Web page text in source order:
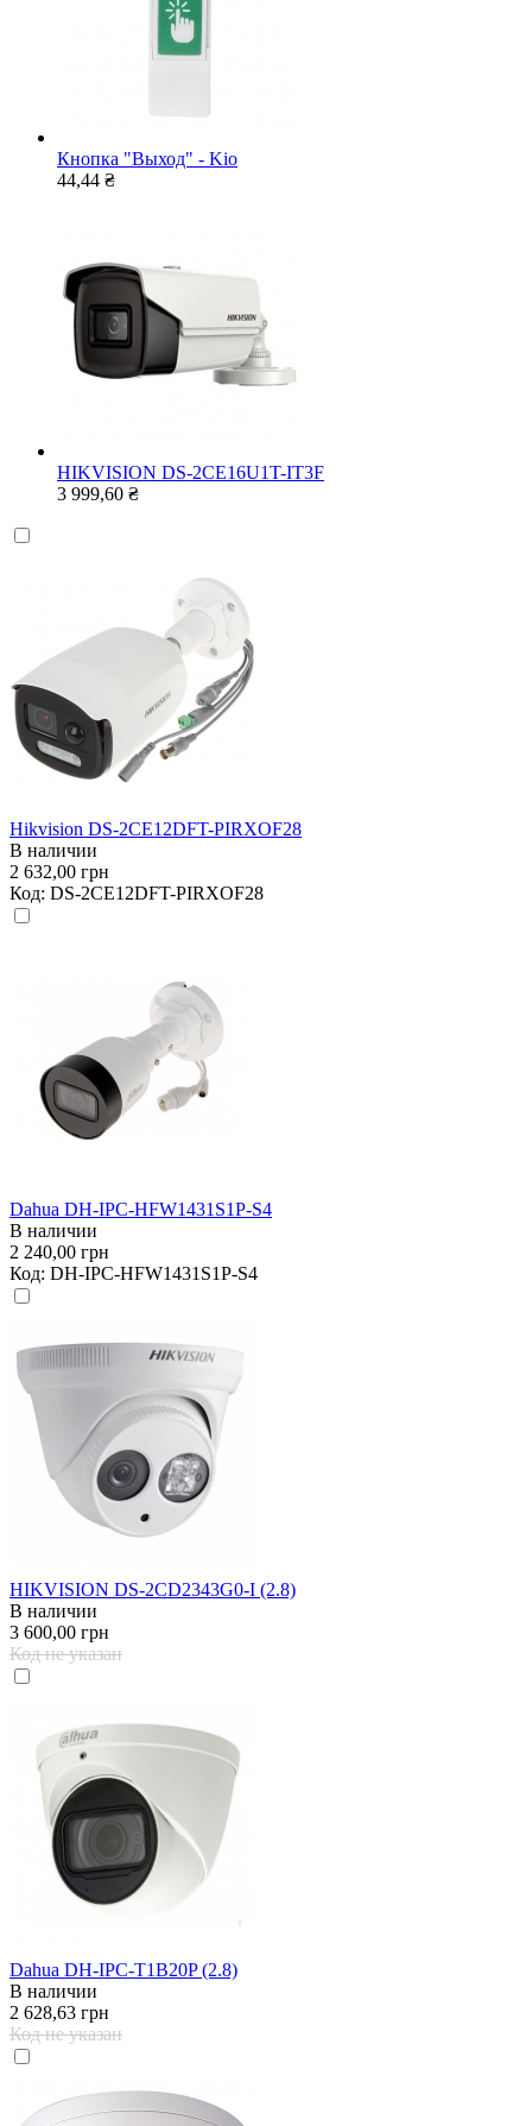
Кнопка "Выход" - Kio
44,44 ₴
HIKVISION DS-2CE16U1T-IT3F
3 999,60 ₴
Hikvision DS-2CE12DFT-PIRXOF28
В наличии
2 632,00 грн
Код: DS-2CE12DFT-PIRXOF28
Dahua DH-IPC-HFW1431S1P-S4
В наличии
2 240,00 грн
Код: DH-IPC-HFW1431S1P-S4
HIKVISION DS-2CD2343G0-I (2.8)
В наличии
3 600,00 грн
Код не указан
Dahua DH-IPC-T1B20P (2.8)
В наличии
2 628,63 грн
Код не указан